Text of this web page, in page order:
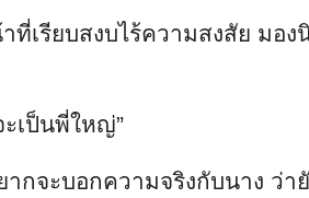
ที่เรียบสงบไร้ความสงสัย ม
เป็นพี่ใหญ่”
กจะบอกความจริงกับนาง ว่า